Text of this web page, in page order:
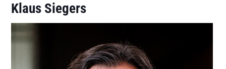
Klaus Siegers